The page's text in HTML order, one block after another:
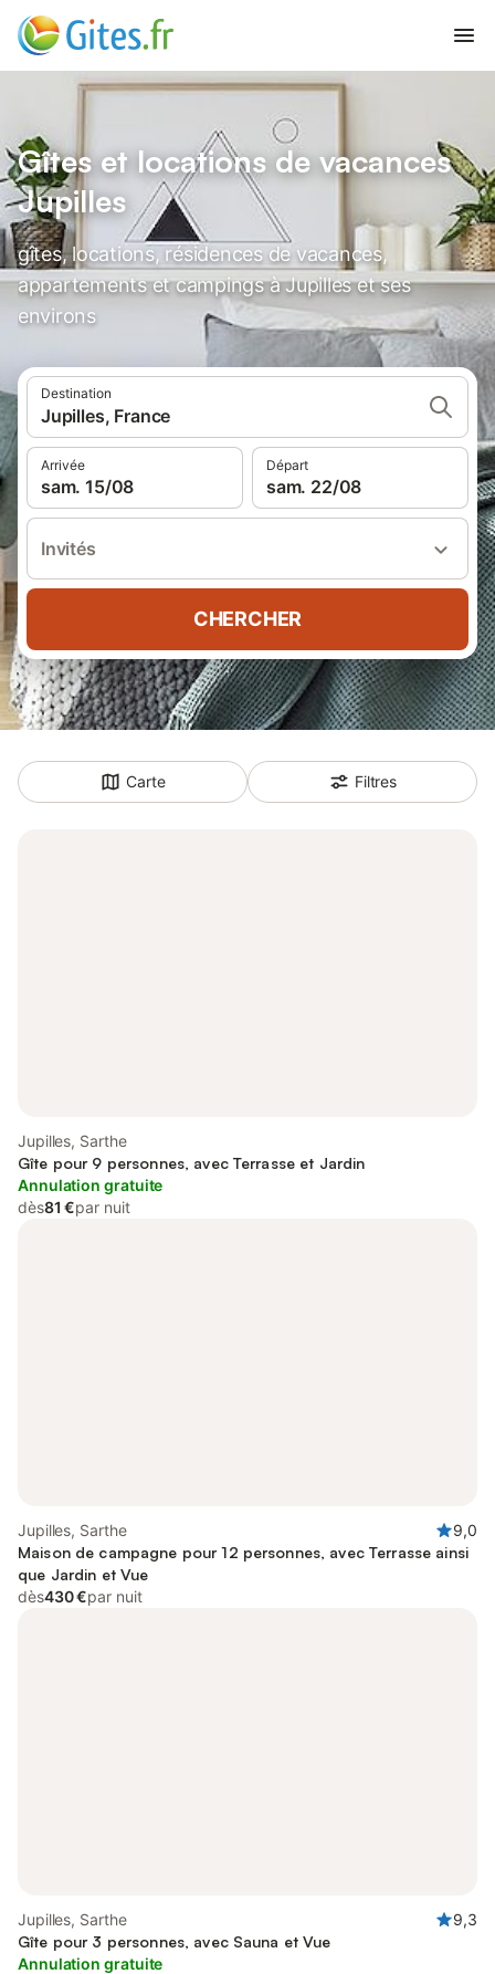
Gîtes et locations de vacances
Jupilles
gîtes, locations, résidences de vacances,
appartements et campings à Jupilles et ses
environs
Destination
Jupilles, France
Arrivée
sam. 15/08
Départ
sam. 22/08
Invités
CHERCHER
Carte Filtres
Jupilles, Sarthe
Gîte pour 9 personnes, avec Terrasse et Jardin
Annulation gratuite
dès81 €par nuit
Jupilles, Sarthe
9,0
Maison de campagne pour 12 personnes, avec Terrasse ainsi
que Jardin et Vue
dès430 €par nuit
Jupilles, Sarthe
9,3
Gîte pour 3 personnes, avec Sauna et Vue
Annulation gratuite